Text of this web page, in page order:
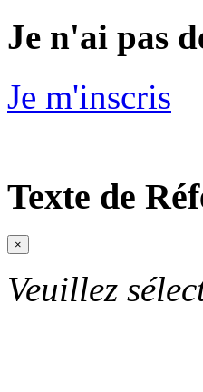
Je n'ai pas
Je m'inscris
Texte de
×
Veuillez